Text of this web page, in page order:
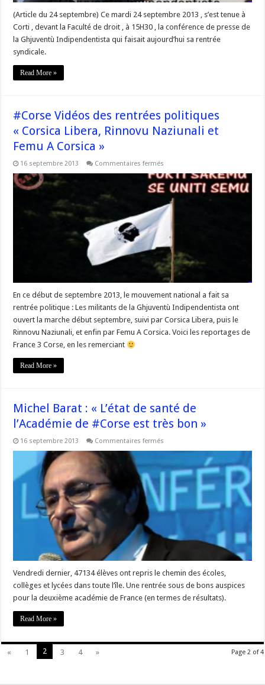
(Article du 24 septembre) Ce mardi 24 septembre 2013 , s’est tenue à
Corti , devant la Faculté de droit , à 15H30 , la conférence de presse de
la Ghjuventù Indipendentista qui faisait aujourd’hui sa rentrée
syndicale.
Read More »
#Corse Vidéos des rentrées politiques
« Corsica Libera, Rinnovu Naziunali et
Femu A Corsica »
16 septembre 2013 Commentaires fermés
Vidéos
des
rentrées
politiques
« Corsica
Libera,
Naziunali
et
Femu
A
Corsica »
En ce début de septembre 2013, le mouvement national a fait sa
rentrée politique : Les militants de la Ghjuventù Indipendentista ont
ouvert la marche début septembre, suivi par Corsica Libera, puis le
Rinnovu Naziunali, et enfin par Femu A Corsica. Voici les reportages de
France 3 Corse, en les remerciant
Read More »
Michel Barat : « L’état de santé de
l’Académie de #Corse est très bon »
16 septembre 2013 Commentaires fermés
«
L’état
santé
l’Académie
très
Vendredi dernier, 47134 élèves ont repris le chemin des écoles,
collèges et lycées dans toute l’île. Une rentrée sous de bons auspices
pour la deuxième académie de France (en termes de résultats).
Read More »
Page 2 of 4
« 1 2 3 4 »